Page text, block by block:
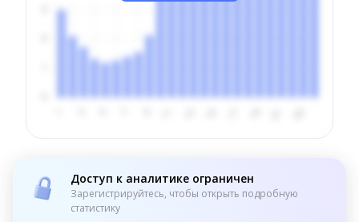
Доступ к аналитике ограничен
Зарегистрируйтесь, чтобы открыть подробную
статистику